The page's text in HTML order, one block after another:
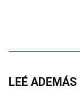
LEÉ ADEMÁS